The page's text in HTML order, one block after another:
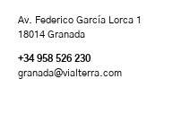
Av. Federico García Lorca 1
18014 Granada
+34 958 526 230
granada@vialterra.com